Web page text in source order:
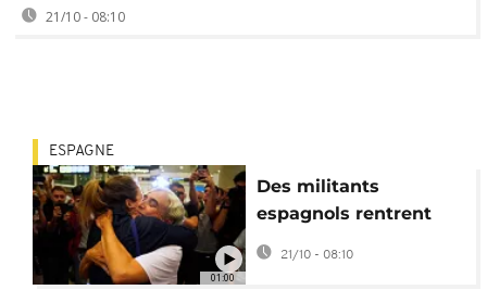
21/10 - 08:10
01:00
ESPAGNE
Des militants
espagnols rentrent
après l'interception de
la flottille d'aide pour
21/10 - 08:10